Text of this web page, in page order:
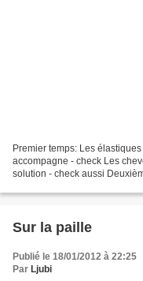
Premier temps: Les
accompagne - check Les
solution - check aussi
Sur la paille
Publié le 18/01/2012 à 22:25
Par Ljubi